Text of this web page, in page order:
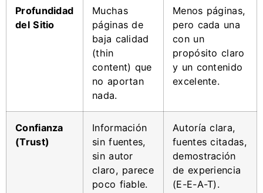
Profundidad
del Sitio
Muchas
páginas de
baja calidad
(thin
content) que
no aportan
nada.
Menos páginas,
pero cada una
con un
propósito claro
y un contenido
excelente.
Confianza
(Trust)
Información
sin fuentes,
sin autor
claro, parece
poco fiable.
Autoría clara,
fuentes citadas,
demostración
de experiencia
(E-E-A-T).